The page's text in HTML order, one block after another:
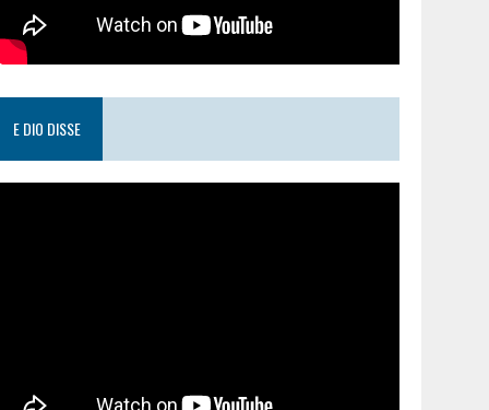
E DIO DISSE